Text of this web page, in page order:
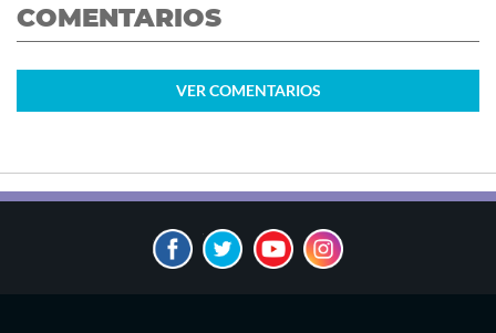
COMENTARIOS
VER COMENTARIOS